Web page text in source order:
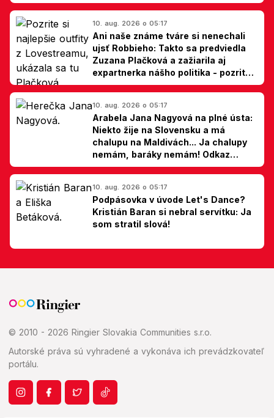
10. aug. 2026 o 05:17
Ani naše známe tváre si nenechali
ujsť Robbieho: Takto sa predviedla
Zuzana Plačková a zažiarila aj
expartnerka nášho politika - pozrite
si TOP outfity z Lovestreamu
10. aug. 2026 o 05:17
Arabela Jana Nagyová na plné ústa:
Niekto žije na Slovensku a má
chalupu na Maldivách... Ja chalupy
nemám, baráky nemám! Odkaz
Slovákom
10. aug. 2026 o 05:17
Podpásovka v úvode Let's Dance?
Kristián Baran si nebral servítku: Ja
som stratil slová!
© 2010 - 2026 Ringier Slovakia Communities s.r.o.
Autorské práva sú vyhradené a vykonáva ich prevádzkovateľ
portálu.